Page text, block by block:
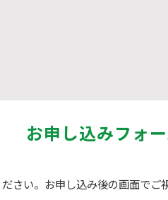
お申し込みフォ
さい。お申し込み後の画面で